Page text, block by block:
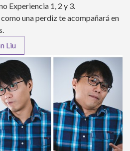
Experiencia 1, 2 y 3.
una perdiz te acompañará en
Liu